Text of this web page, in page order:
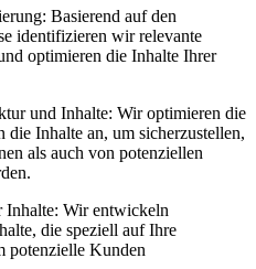
Basierend auf den
identifizieren wir relevante
optimieren die Inhalte Ihrer
und Inhalte: Wir optimieren die
die Inhalte an, um sicherzustellen,
als auch von potenziellen
Inhalte: Wir entwickeln
die speziell auf Ihre
potenzielle Kunden